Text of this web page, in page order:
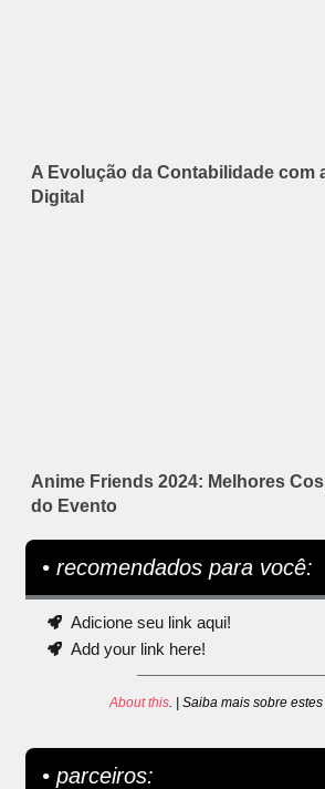
A Evolução da Contabilidade com
Digital
Anime Friends 2024: Melhores
do Evento
• recomendados para você:
Adicione seu link aqui!
Add your link here!
About this. | Saiba mais sobre
• parceiros: